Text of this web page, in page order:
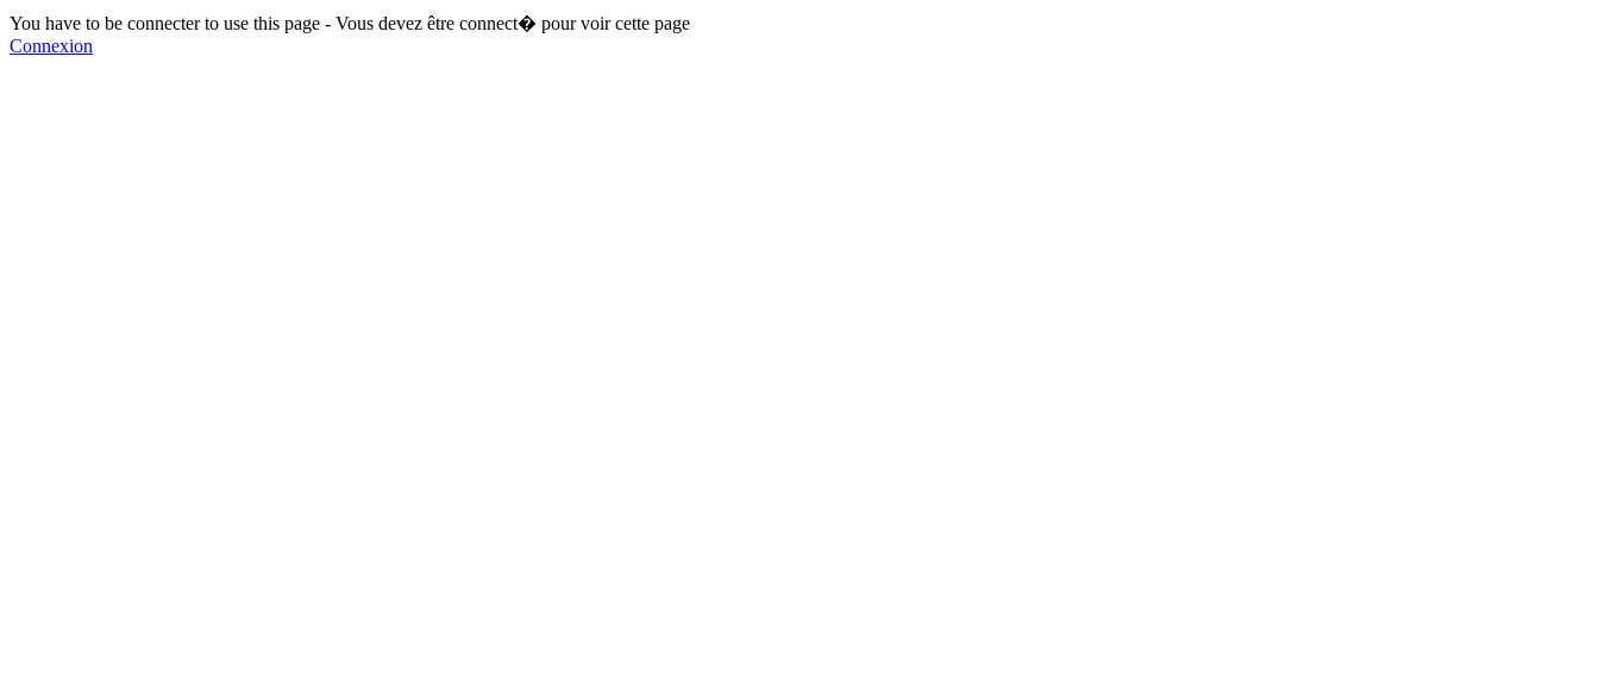
You have to be connecter to use this page - Vous devez être connect� pour voir cette page
Connexion